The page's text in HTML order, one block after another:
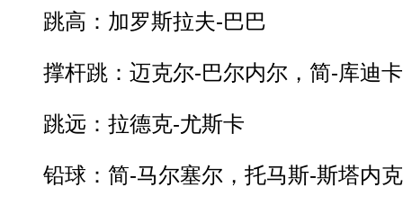
跳高：加罗斯拉夫-巴巴
撑杆跳：迈克尔-巴尔内尔，简-库迪卡
跳远：拉德克-尤斯卡
铅球：简-马尔塞尔，托马斯-斯塔内克